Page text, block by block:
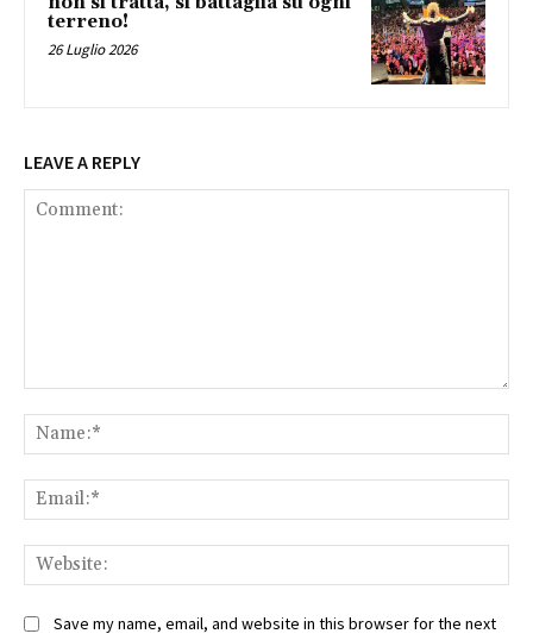
terreno!
26 Luglio 2026
LEAVE A REPLY
Save my name, email, and website in this browser for the next